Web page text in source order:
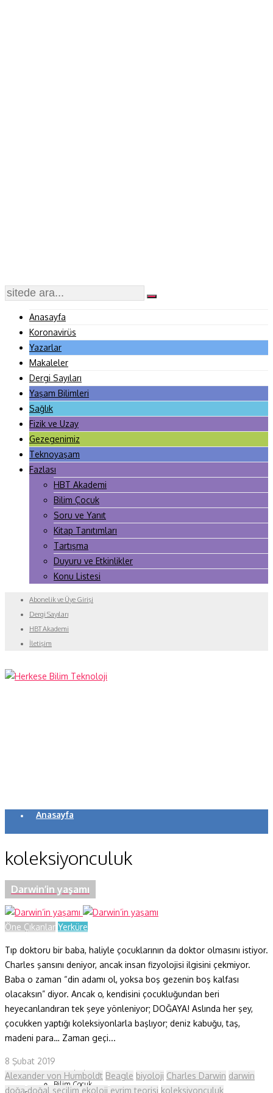
Anasayfa
Koronavirüs
Yazarlar
Makaleler
Dergi Sayıları
Yaşam Bilimleri
Sağlık
Fizik ve Uzay
Gezegenimiz
Teknoyaşam
Fazlası
HBT Akademi
Bilim Çocuk
Soru ve Yanıt
Kitap Tanıtımları
Tartışma
Duyuru ve Etkinlikler
Konu Listesi
Abonelik ve Üye Girişi
Dergi Sayıları
HBT Akademi
İletişim
Anasayfa
Yazarlar
Makaleler
Dergi Sayıları
Sağlık
Fizik ve Uzay
Gezegenimiz
Teknoyaşam
Fazlası
HBT Akademi
Bilim Çocuk
koleksiyonculuk
Darwin’in yaşamı
Öne Çıkanlar Yerküre
Tıp doktoru bir baba, haliyle çocuklarının da doktor olmasını istiyor.
Charles şansını deniyor, ancak insan fizyolojisi ilgisini çekmiyor.
Baba o zaman “din adamı ol, yoksa boş gezenin boş kalfası
olacaksın” diyor. Ancak o, kendisini çocukluğundan beri
heyecanlandıran tek şeye yönleniyor; DOĞAYA! Aslında her şey,
çocukken yaptığı koleksiyonlarla başlıyor; deniz kabuğu, taş,
madeni para… Zaman geçi...
8 Şubat 2019
Alexander von Humboldt Beagle biyoloji Charles Darwin darwin
doğa doğal seçilim ekoloji evrim teorisi koleksiyonculuk